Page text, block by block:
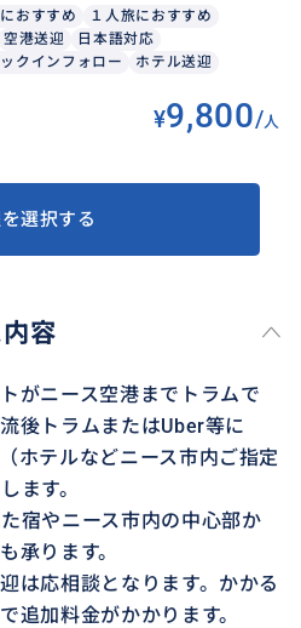
おすすめ
１人旅におすすめ
空港送迎
日本語対応
クインフォロー ホテル送迎
¥9,800/人
選択する
容
がニース空港までトラムで
後トラムまたはUber等に
ホテルなどニース市内ご指定
ます。
宿やニース市内の中心部か
承ります。
は応相談となります。かかる
追加料金がかかります。